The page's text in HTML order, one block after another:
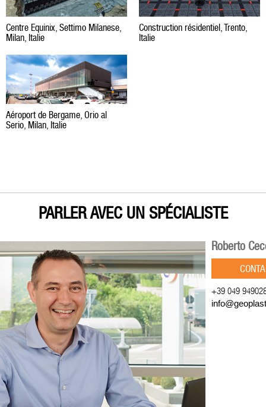
Centre Equinix, Settimo Milanese,
Milan, Italie
Construction résidentiel, Trento,
Italie
Aéroport de Bergame, Orio al
Serio, Milan, Italie
PARLER AVEC UN SPÉCIALISTE
Roberto
+39 049